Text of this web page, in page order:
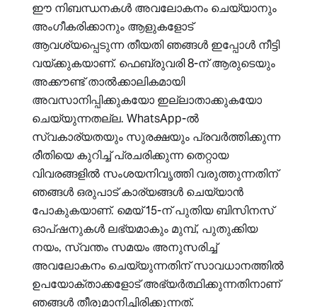
ഈ നിബന്ധനകൾ അവലോകനം ചെയ്യാനും
അംഗീകരിക്കാനും ആളുകളോട്
ആവശ്യപ്പെടുന്ന തീയതി ഞങ്ങൾ ഇപ്പോൾ നീട്ടി
വയ്ക്കുകയാണ്. ഫെബ്രുവരി 8-ന് ആരുടെയും
അക്കൗണ്ട് താൽക്കാലികമായി
അവസാനിപ്പിക്കുകയോ ഇല്ലാതാക്കുകയോ
ചെയ്യുന്നതല്ല. WhatsApp-ൽ
സ്വകാര്യതയും സുരക്ഷയും പ്രവർത്തിക്കുന്ന
രീതിയെ കുറിച്ച് പ്രചരിക്കുന്ന തെറ്റായ
വിവരങ്ങളിൽ സംശയനിവൃത്തി വരുത്തുന്നതിന്
ഞങ്ങൾ ഒരുപാട് കാര്യങ്ങൾ ചെയ്യാൻ
പോകുകയാണ്. മെയ് 15-ന് പുതിയ ബിസിനസ്
ഓപ്ഷനുകൾ ലഭ്യമാകും മുമ്പ്, പുതുക്കിയ
നയം, സ്വന്തം സമയം അനുസരിച്ച്
അവലോകനം ചെയ്യുന്നതിന് സാവധാനത്തിൽ
ഉപയോക്താക്കളോട് അഭ്യർത്ഥിക്കുന്നതിനാണ്
ഞങ്ങൾ തീരുമാനിച്ചിരിക്കുന്നത്.